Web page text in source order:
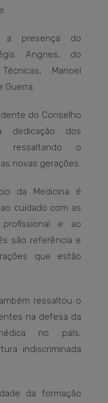
a presença do
Angnes, do
Manoel
do Conselho
dos
ressaltando o
novas gerações.
da Medicina é
cuidado com as
profissional e ao
são referência e
que estão
ressaltou o
na defesa da
no país,
indiscriminada
da formação